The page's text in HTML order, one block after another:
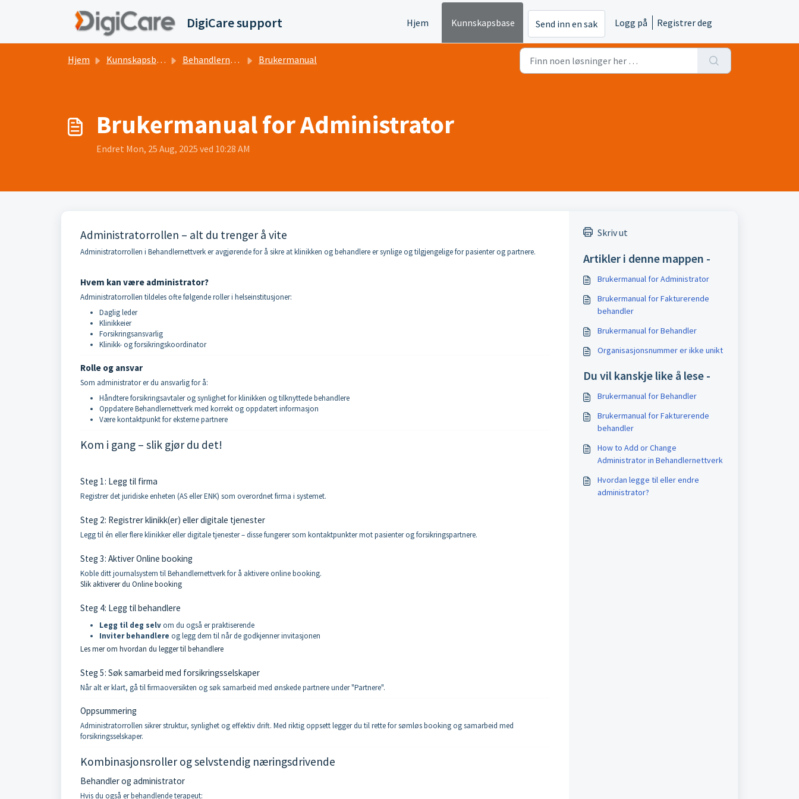
DigiCare support Hjem Kunnskapsbase Send inn en sak Logg på Registrer deg
Hjem Kunnskapsbase Behandlernettverk.no Brukermanual
Brukermanual for Administrator
Endret Mon, 25 Aug, 2025 ved 10:28 AM
Administratorrollen – alt du trenger å vite
Administratorrollen i Behandlernettverk er avgjørende for å sikre at klinikken og behandlere er synlige og tilgjengelige for pasienter og partnere.
Hvem kan være administrator?
Administratorrollen tildeles ofte følgende roller i helseinstitusjoner:
Daglig leder
Klinikkeier
Forsikringsansvarlig
Klinikk- og forsikringskoordinator
Rolle og ansvar
Som administrator er du ansvarlig for å:
Håndtere forsikringsavtaler og synlighet for klinikken og tilknyttede behandlere
Oppdatere Behandlernettverk med korrekt og oppdatert informasjon
Være kontaktpunkt for eksterne partnere
Kom i gang – slik gjør du det!
Steg 1: Legg til firma
Registrer det juridiske enheten (AS eller ENK) som overordnet firma i systemet.
Steg 2: Registrer klinikk(er) eller digitale tjenester
Legg til én eller flere klinikker eller digitale tjenester – disse fungerer som kontaktpunkter mot pasienter og forsikringspartnere.
Steg 3: Aktiver Online booking
Koble ditt journalsystem til Behandlernettverk for å aktivere online booking.
Slik aktiverer du Online booking
Steg 4: Legg til behandlere
Legg til deg selvom du også er praktiserende
Inviter behandlere og legg dem til når de godkjenner invitasjonen
Les mer om hvordan du legger til behandlere
Steg 5: Søk samarbeid med forsikringsselskaper
Når alt er klart, gå til firmaoversikten og søk samarbeid med ønskede partnere under "Partnere".
Oppsummering
Administratorrollen sikrer struktur, synlighet og effektiv drift. Med riktig oppsett legger du til rette for sømløs booking og samarbeid med
forsikringsselskaper.
Kombinasjonsroller og selvstendig næringsdrivende
Behandler og administrator
Hvis du også er behandlende terapeut:
Skriv ut
Artikler i denne mappen -
Brukermanual for Administrator
Brukermanual for Fakturerende
behandler
Brukermanual for Behandler
Organisasjonsnummer er ikke unikt
Du vil kanskje like å lese -
Brukermanual for Behandler
Brukermanual for Fakturerende
behandler
How to Add or Change
Administrator in Behandlernettverk
Hvordan legge til eller endre
administrator?